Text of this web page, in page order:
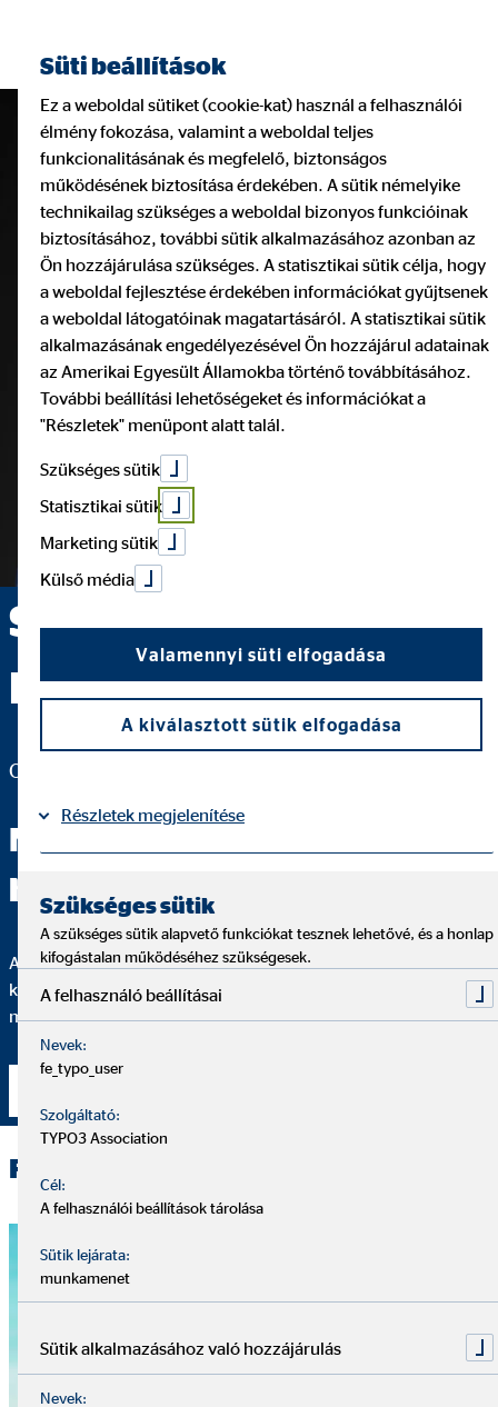
Szabadkai Olivér —
Budapest
Országos igazgató
Ne álmodjuk az életünket,
hanem éljük az álmainkat.
A személyes küldetésem, hogy a bennem rejlő potenciál
kibontakoztatásával és a céltudatosságommal inspiráljak
másokat a folyamatos fejlődésre.
Főbb szakterületeink
Süti beállítások
Ez a weboldal sütiket (cookie-kat) használ a felhasználói
élmény fokozása, valamint a weboldal teljes
funkcionalitásának és megfelelő, biztonságos
működésének biztosítása érdekében. A sütik némelyike
technikailag szükséges a weboldal bizonyos funkcióinak
biztosításához, további sütik alkalmazásához azonban az
Ön hozzájárulása szükséges. A statisztikai sütik célja, hogy
a weboldal fejlesztése érdekében információkat gyűjtsenek
a weboldal látogatóinak magatartásáról. A statisztikai sütik
alkalmazásának engedélyezésével Ön hozzájárul adatainak
az Amerikai Egyesült Államokba történő továbbításához.
További beállítási lehetőségeket és információkat a
"Részletek" menüpont alatt talál.
Szükséges sütik
Statisztikai sütik
Marketing sütik
Külső média
Valamennyi süti elfogadása
A kiválasztott sütik elfogadása
Részletek megjelenítése
Szükséges sütik
A szükséges sütik alapvető funkciókat tesznek lehetővé, és a honlap
kifogástalan működéséhez szükségesek.
A felhasználó beállításai
Nevek:
fe_typo_user
Szolgáltató:
TYPO3 Association
Cél:
A felhasználói beállítások tárolása
Sütik lejárata:
munkamenet
Sütik alkalmazásához való hozzájárulás
Nevek: